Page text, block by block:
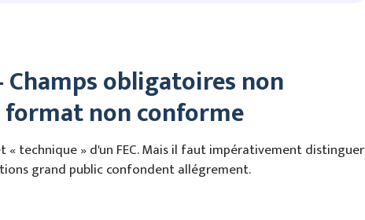
obligatoires non
non conforme
« technique » d'un FEC. Mais il faut impérativement distinguer
grand public confondent allégrement.